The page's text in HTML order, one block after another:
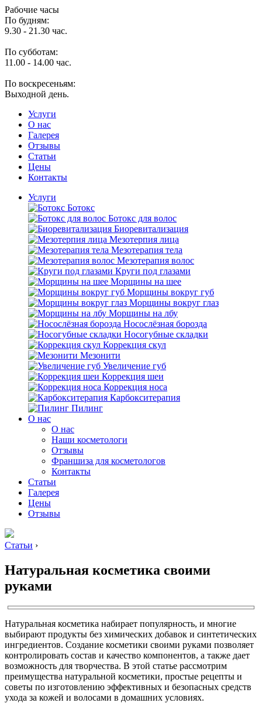
Рабочие часы
По будням:
9.30 - 21.30 час.
По субботам:
11.00 - 14.00 час.
По воскресеньям:
Выходной день.
Услуги
O нас
Галерея
Отзывы
Статьи
Цены
Контакты
Услуги
Ботокс
Ботокс для волос
Биоревитализация
Мезотерпия лица
Мезотерапия тела
Мезотерапия волос
Круги под глазами
Морщины на шее
Морщины вокруг губ
Морщины вокруг глаз
Морщины на лбу
Носослёзная борозда
Носогубные складки
Коррекция скул
Мезонити
Увеличение губ
Коррекция шеи
Коррекция носа
Карбокситерапия
Пилинг
O нас
O нас
Наши косметологи
Отзывы
Франшиза для косметологов
Контакты
Статьи
Галерея
Цены
Отзывы
Статьи ›
Натуральная косметика своими
руками
Натуральная косметика набирает популярность, и многие
выбирают продукты без химических добавок и синтетических
ингредиентов. Создание косметики своими руками позволяет
контролировать состав и качество компонентов, а также дает
возможность для творчества. В этой статье рассмотрим
преимущества натуральной косметики, простые рецепты и
советы по изготовлению эффективных и безопасных средств
ухода за кожей и волосами в домашних условиях.